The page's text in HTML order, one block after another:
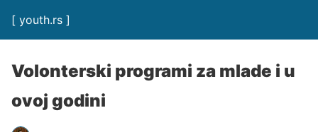
[ youth.rs ]
Volonterski programi za mlade i u
ovoj godini